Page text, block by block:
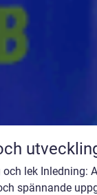
och
lek Inledning:
spännande